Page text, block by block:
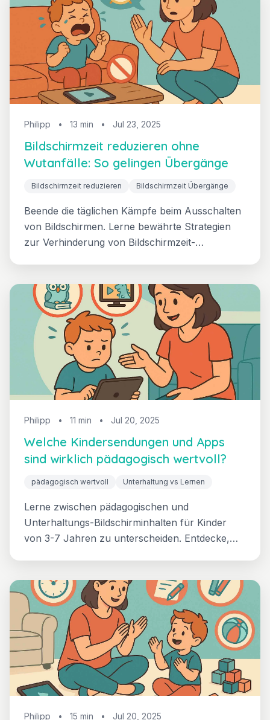
Philipp • 13 min • Jul 23, 2025
Bildschirmzeit reduzieren ohne
Wutanfälle: So gelingen Übergänge
Bildschirmzeit reduzieren Bildschirmzeit Übergänge
Beende die täglichen Kämpfe beim Ausschalten
von Bildschirmen. Lerne bewährte Strategien
zur Verhinderung von Bildschirmzeit-
bei ohne ständige Konflikte.
Philipp • 11 min • Jul 20, 2025
Welche Kindersendungen und Apps
sind wirklich pädagogisch wertvoll?
pädagogisch wertvoll Unterhaltung vs Lernen
Lerne zwischen pädagogischen und
Unterhaltungs-Bildschirminhalten für Kinder
von 3-7 Jahren zu unterscheiden. Entdecke,
Empfehlungen für Apps, Sendungen und
Aktivitäten, die wirklich die Entwicklung
unterstützen.
Philipp • 15 min • Jul 20, 2025